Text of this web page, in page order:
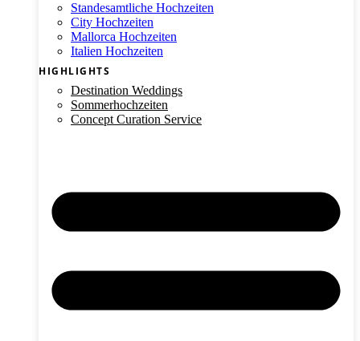
Standesamtliche Hochzeiten
City Hochzeiten
Mallorca Hochzeiten
Italien Hochzeiten
HIGHLIGHTS
Destination Weddings
Sommerhochzeiten
Concept Curation Service